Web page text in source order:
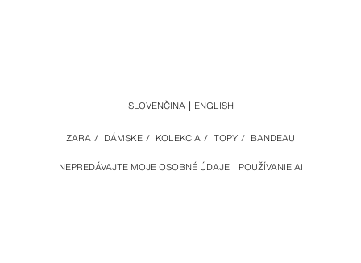
NEPREDÁVAJTE MOJE OSOBNÉ ÚDAJE POUŽÍVANIE AI
ZARA / DÁMSKE / KOLEKCIA / TOPY / BANDEAU
SLOVENČINA ENGLISH